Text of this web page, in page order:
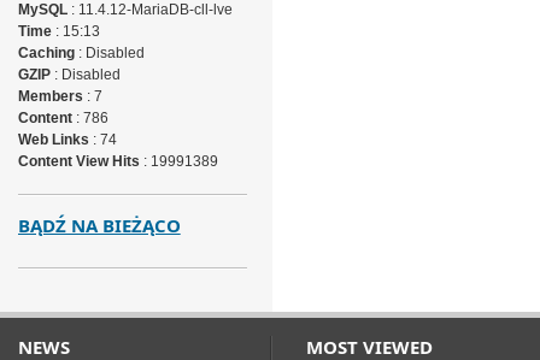
MySQL: 11.4.12-MariaDB-cll-lve
Time: 15:13
Caching: Disabled
GZIP: Disabled
Members : 7
Content: 786
Web Links : 74
Content View Hits : 19991389
BĄDŹ NA BIEŻĄCO
NEWS MOST VIEWED